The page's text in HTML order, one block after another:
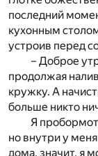
последний
кухонным
устроив перед
– Доброе
продолжая
кружку. А
больше никто
Я
но внутри у
дома, значит, я